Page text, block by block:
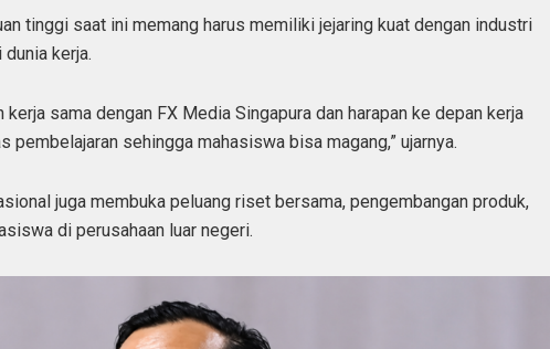
tinggi saat ini memang harus memiliki jejaring kuat dengan industri
kerja.
sama dengan FX Media Singapura dan harapan ke depan kerja
pembelajaran sehingga mahasiswa bisa magang,” ujarnya.
juga membuka peluang riset bersama, pengembangan produk,
di perusahaan luar negeri.